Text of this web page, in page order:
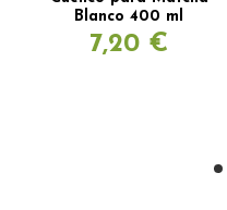
Blanco 400 ml
7,20 €